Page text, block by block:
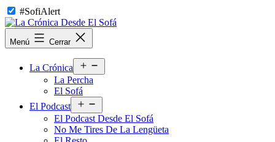
Saltar
al
contenido
#SofiAlert
La
Crónica
Menú Cerrar
La Crónica
el
La Percha
El Sofá
El Podcast
el
menú
El Podcast Desde El Sofá
No Me Tires De La Lengüeta